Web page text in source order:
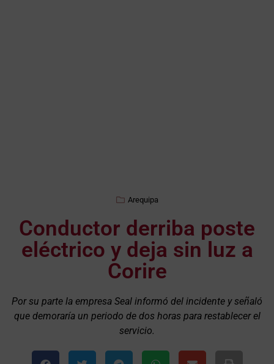
Arequipa
Conductor derriba poste
eléctrico y deja sin luz a
Corire
Por su parte la empresa Seal informó del incidente y señaló
que demoraría un periodo de dos horas para restablecer el
servicio.